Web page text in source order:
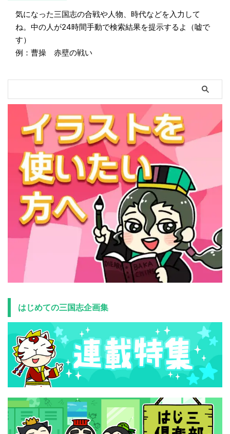
気になった三国志の合戦や人物、時代などを入力して
ね。中の人が24時間手動で検索結果を提示するよ（嘘で
す）
例：曹操 赤壁の戦い
はじめての三国志企画集